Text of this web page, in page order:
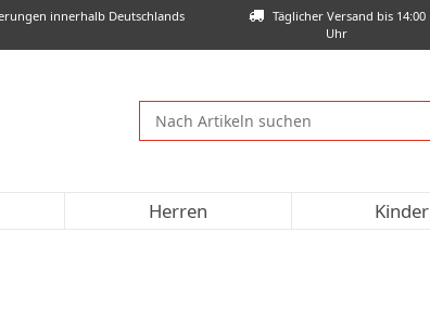
Täglicher Versand bis 14:00
Uhr
innerhalb Deutschlands
Herren Kinder